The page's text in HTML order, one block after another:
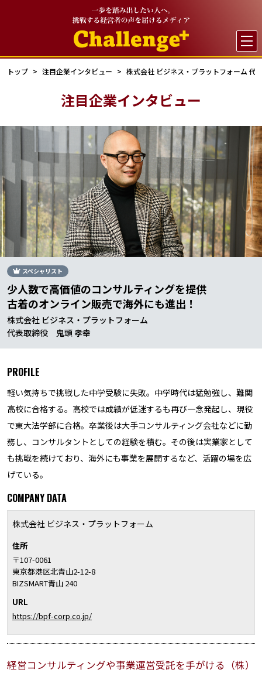

トップ 注目企業インタビュー 株式会社 ビジネス・プラットフォーム 代
注目企業インタビュー
スペシャリスト
少人数で高価値のコンサルティングを提供
古着のオンライン販売で海外にも進出！
株式会社 ビジネス・プラットフォーム
代表取締役 鬼頭 孝幸
PROFILE
軽い気持ちで挑戦した中学受験に失敗。中学時代は猛勉強し、難関
高校に合格する。高校では成績が低迷するも再び一念発起し、現役
で東大法学部に合格。卒業後は大手コンサルティング会社などに勤
務し、コンサルタントとしての経験を積む。その後は実業家として
も挑戦を続けており、海外にも事業を展開するなど、活躍の場を広
げている。
COMPANY DATA
株式会社 ビジネス・プラットフォーム
住所
〒107-0061
東京都港区北青山2-12-8
BIZSMART青山 240
URL
https://bpf-corp.co.jp/
経営コンサルティングや事業運営受託を手がける（株）